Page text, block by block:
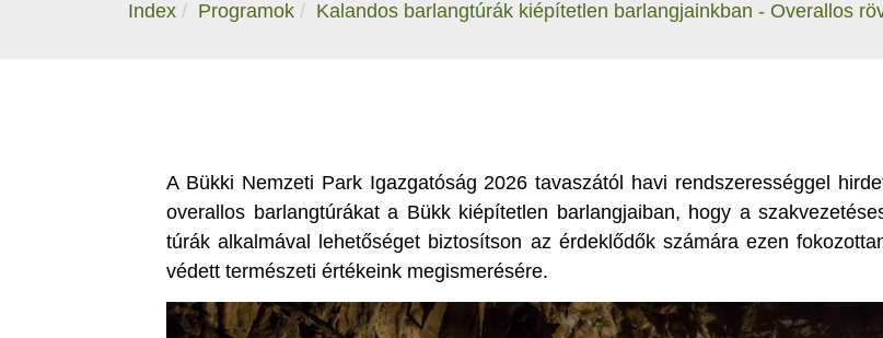
Index Programok Kalandos barlangtúrák kiépítetlen barlangjainkban - Overallos
A Bükki Nemzeti Park Igazgatóság 2026 tavaszától havi rendszerességgel
overallos barlangtúrákat a Bükk kiépítetlen barlangjaiban, hogy a
túrák alkalmával lehetőséget biztosítson az érdeklődők számára ezen
védett természeti értékeink megismerésére.